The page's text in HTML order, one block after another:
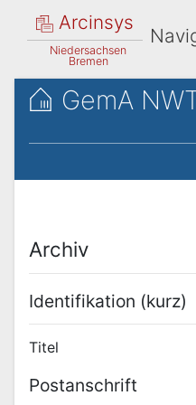
Arcinsys
Niedersachsen
Bremen
GemA
Archiv
Identifikation (kurz)
Titel
Postanschrift